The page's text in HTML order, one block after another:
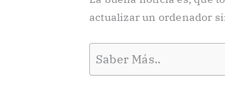
actualizar un ordenador
Saber Más..